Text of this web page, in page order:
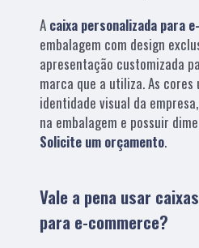
A caixa personalizada para
embalagem com design
apresentação customizada
marca que a utiliza. As cores
identidade visual da
na embalagem e possuir
Solicite um orçamento.
Vale a pena usar
para e-commerce?